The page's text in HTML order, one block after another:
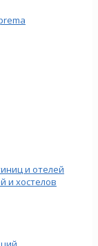
и отелей
и хостелов